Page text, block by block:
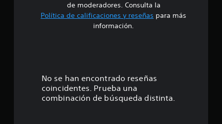
de moderadores. Consulta la
Política de calificaciones y reseñas para más
información.
No se han encontrado reseñas
coincidentes. Prueba una
combinación de búsqueda distinta.